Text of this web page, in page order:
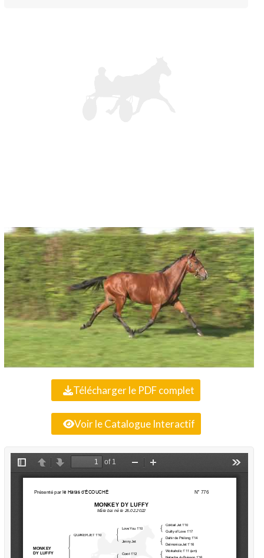
Télécharger le PDF complet
Voir le Catalogue Interactif